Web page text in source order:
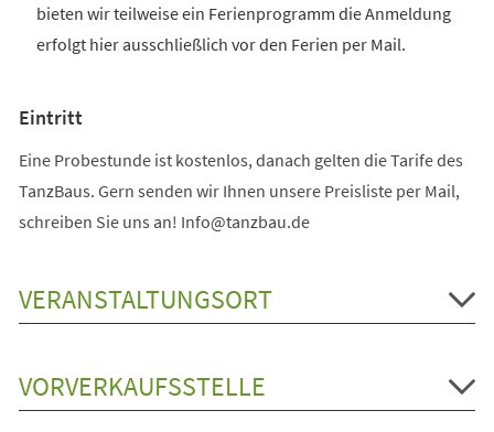
bieten wir teilweise ein Ferienprogramm die Anmeldung
erfolgt hier ausschließlich vor den Ferien per Mail.
Eintritt
Eine Probestunde ist kostenlos, danach gelten die Tarife des
TanzBaus. Gern senden wir Ihnen unsere Preisliste per Mail,
schreiben Sie uns an! Info@tanzbau.de
VERANSTALTUNGSORT
VORVERKAUFSSTELLE